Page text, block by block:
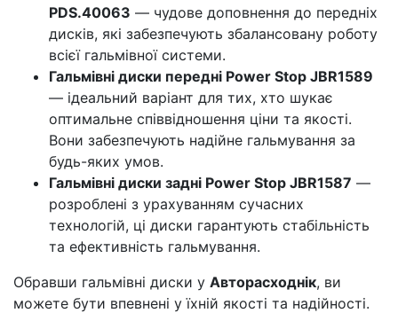
PDS.40063 — чудове доповнення до передніх
дисків, які забезпечують збалансовану роботу
всієї гальмівної системи.
Гальмівні диски передні Power Stop JBR1589
— ідеальний варіант для тих, хто шукає
оптимальне співвідношення ціни та якості.
Вони забезпечують надійне гальмування за
будь-яких умов.
Гальмівні диски задні Power Stop JBR1587 —
розроблені з урахуванням сучасних
технологій, ці диски гарантують стабільність
та ефективність гальмування.
Обравши гальмівні диски у Авторасходнік, ви
можете бути впевнені у їхній якості та надійності.